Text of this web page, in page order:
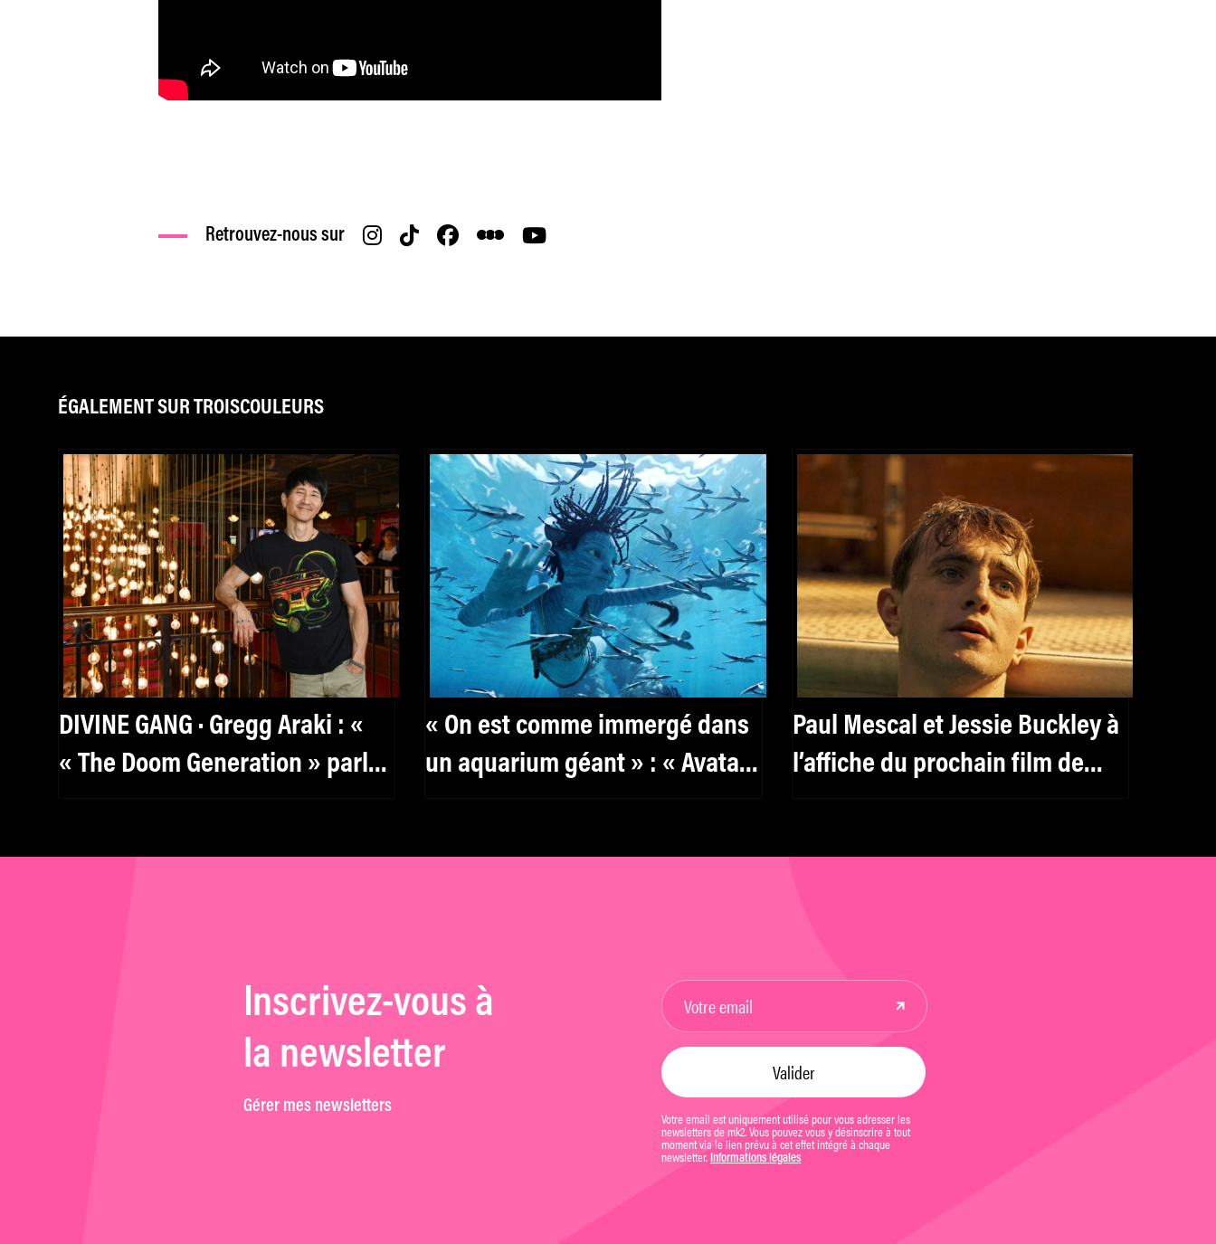
Retrouvez-nous sur
ÉGALEMENT SUR TROISCOULEURS
DIVINE GANG · Gregg Araki : «
« The Doom Generation » parle
« On est comme immergé dans
un aquarium géant » : « Avatar
Paul Mescal et Jessie Buckley à
l’affiche du prochain film de
Inscrivez-vous à
la newsletter
Gérer mes newsletters
Votre email est uniquement utilisé pour vous adresser les
newsletters de mk2. Vous pouvez vous y désinscrire à tout
moment via le lien prévu à cet effet intégré à chaque
newsletter. Informations légales